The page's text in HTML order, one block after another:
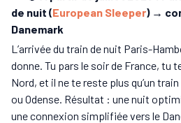
de nuit (European Sleeper) →
Danemark
L’arrivée du train de nuit Paris-
donne. Tu pars le soir de France, tu
Nord, et il ne te reste plus qu’un
ou Odense. Résultat : une nuit
une connexion simplifiée vers le